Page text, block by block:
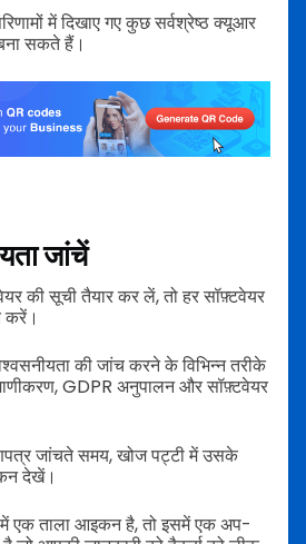
में दिखाए गए कुछ सर्वश्रेष्ठ क्यूआर
सकते हैं।
जांचें
की सूची तैयार कर लें, तो हर सॉफ़्टवेयर
करें।
की जांच करने के विभिन्न तरीके
GDPR अनुपालन और सॉफ़्टवेयर
जांचते समय, खोज पट्टी में उसके
देखें।
एक ताला आइकन है, तो इसमें एक अप-